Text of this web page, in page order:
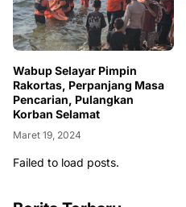
Wabup Selayar Pimpin
Rakortas, Perpanjang Masa
Pencarian, Pulangkan
Korban Selamat
Maret 19, 2024
Failed to load posts.